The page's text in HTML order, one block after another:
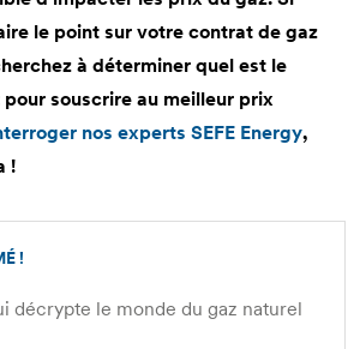
le point sur votre contrat de gaz
à déterminer quel est le
souscrire au meilleur prix
nos experts SEFE Energy,
!
!
décrypte le monde du gaz naturel